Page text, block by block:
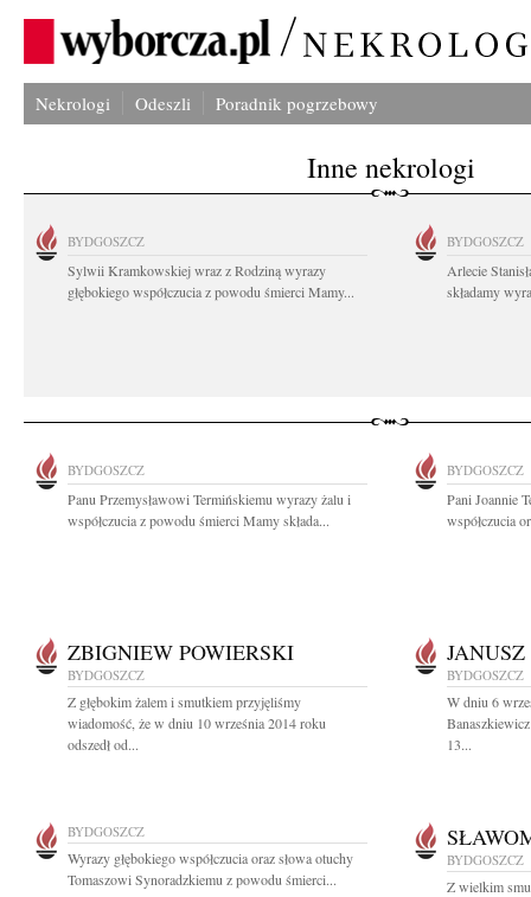
Nekrologi Odeszli Poradnik pogrzebowy
Inne nekrologi
BYDGOSZCZ
Sylwii Kramkowskiej wraz z Rodziną wyrazy
głębokiego współczucia z powodu śmierci Mamy...
BYDGOSZCZ
Arlecie
składamy
BYDGOSZCZ
Panu Przemysławowi Termińskiemu wyrazy żalu i
współczucia z powodu śmierci Mamy składa...
BYDGOSZCZ
Pani Joannie
współczucia
ZBIGNIEW POWIERSKI
BYDGOSZCZ
Z głębokim żalem i smutkiem przyjęliśmy
wiadomość, że w dniu 10 września 2014 roku
odszedł od...
BYDGOSZCZ
W dniu 6
13...
BYDGOSZCZ
Wyrazy głębokiego współczucia oraz słowa otuchy
Tomaszowi Synoradzkiemu z powodu śmierci...
BYDGOSZCZ
Z wielkim